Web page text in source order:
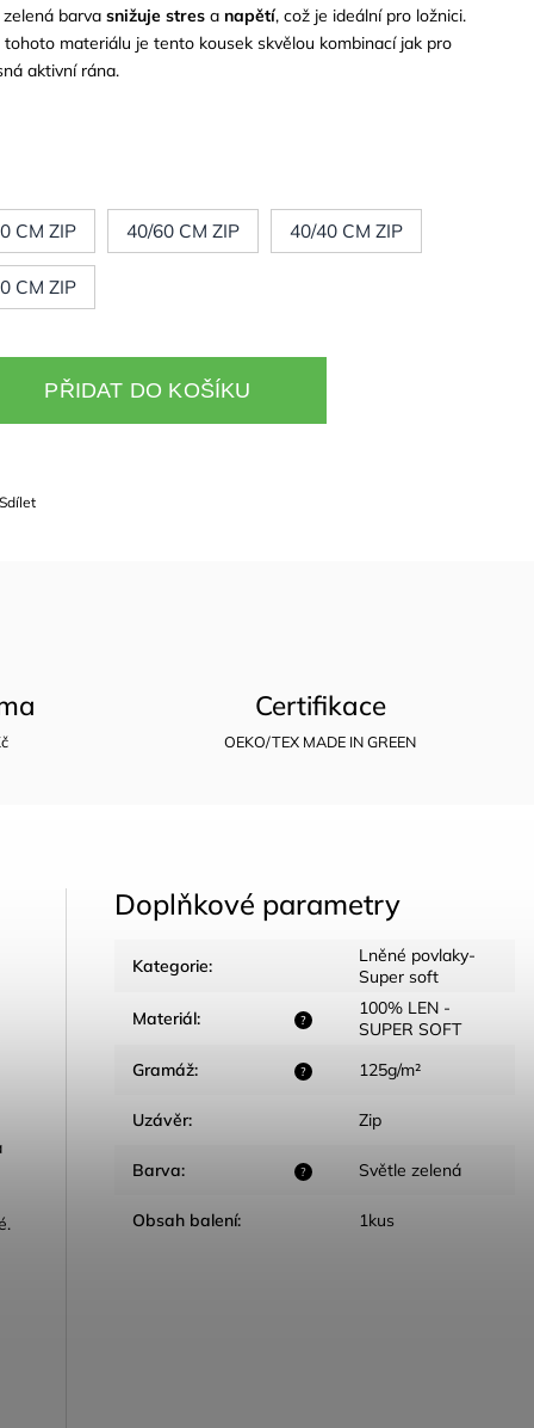
zelená barvasnižuje stres anapětí, což je ideální pro ložnici.
materiálu je tento kousek skvělou kombinací jak pro
aktivní rána.
CM ZIP 40/60 CM ZIP 40/40 CM ZIP
CM ZIP
PŘIDAT DO KOŠÍKU
Sdílet
Certifikace
OEKO/TEX MADE IN GREEN
Doplňkové parametry
Kategorie:
Lněné povlaky-
Super soft
?
Materiál:
100% LEN -
SUPER SOFT
?
Gramáž: 125g/m²
Uzávěr: Zip
?
Barva: Světle zelená
Obsah balení: 1kus